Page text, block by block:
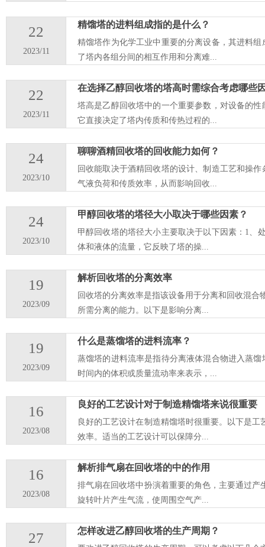
22
2023/11
精馏塔的进料组成指的是什么？
精馏塔作为化学工业中重要的分离设备，其进料
了塔内各组分间的相互作用和分离难...
22
2023/11
在选择乙醇回收塔的塔高时需综合考虑哪些
塔高是乙醇回收塔中的一个重要参数，对设备的
它直接决定了塔内传质和传热过程的...
24
2023/10
聊聊酒精回收塔的回收能力如何？
回收能取决于酒精回收塔的设计、制造工艺和操
气液负荷和传质效率，从而影响回收...
24
2023/10
甲醇回收塔的塔径大小取决于哪些因素？
甲醇回收塔的塔径大小主要取决于以下因素：1、
体和液体的流量，它反映了塔的操...
19
2023/09
解析回收塔的分离效率
回收塔的分离效率是指该设备用于分离和回收混
所需分离的能力。以下是影响分离...
19
2023/09
什么是蒸馏塔的进料流率？
蒸馏塔的进料流率是指待分离液体混合物进入蒸
时间内的体积或质量流动率来表示，...
16
2023/08
良好的工艺设计对于制造精馏塔来说很重要
良好的工艺设计在制造精馏塔时很重要。以下是
效率。适当的工艺设计可以保障分...
16
2023/08
解析排气扇在回收塔的中的作用
排气扇在回收塔中扮演着重要的角色，主要通过
旋转叶片产生气流，使周围空气产...
27 怎样改进乙醇回收塔的生产周期？